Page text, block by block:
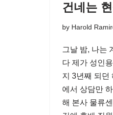
건네는
by Harold
그날 밤, 나는
다 제가 성인
지 3년째 되던
에서 상담만
해 본사 물류